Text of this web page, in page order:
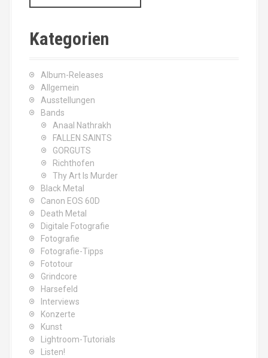
a
c
h
Kategorien
Album-Releases
Allgemein
Ausstellungen
Bands
Anaal Nathrakh
FALLEN SAINTS
GORGUTS
Richthofen
Thy Art Is Murder
Black Metal
Canon EOS 60D
Death Metal
Digitale Fotografie
Fotografie
Fotografie-Tipps
Fototour
Grindcore
Harsefeld
Interviews
Konzerte
Kunst
Lightroom-Tutorials
Listen!